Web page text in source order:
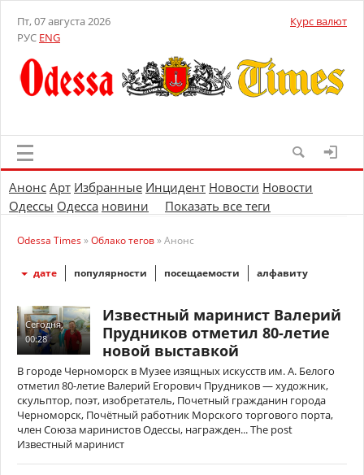
Пт, 07 августа 2026
РУС ENG
Курс валют
Анонс Арт Избранные Инцидент Новости Новости
Одессы Одесса новини Показать все теги
Odessa Times»Облако тегов» Анонс
дате популярности посещаемости алфавиту
Сегодня,
00:28
Известный маринист Валерий
Прудников отметил 80-летие
новой выставкой
В городе Черноморск в Музее изящных искусств им. А. Белого
отметил 80-летие Валерий Егорович Прудников — художник,
скульптор, поэт, изобретатель, Почетный гражданин города
Черноморск, Почётный работник Морского торгового порта,
член Союза маринистов Одессы, награжден... The post
Известный маринист